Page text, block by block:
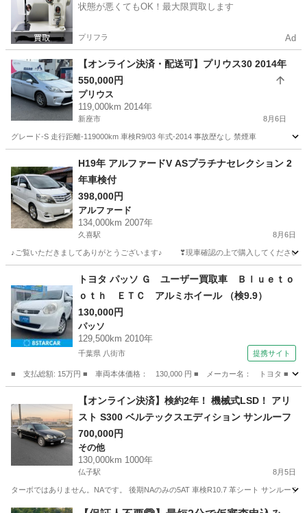
状態が悪くてもOK！最大限買取します
プリフラ Ad
【オンライン決済・配送可】プリウス30 2014年
550,000円
プリウス
119,000km 2014年
新座市 8月6日
グレード-S 走行距離-119000km 車検R9/03 年式-2014 事故歴なし 禁煙車
プリウス
H19年 アルファードV ASプラチナセレクション 2
年車検付
398,000円
アルファード
134,000km 2007年
久喜駅 8月6日
♪ご覧いただきましてありがとうございます♪ ❣現車確認の上で購入してください❣
久喜駅 アルファード エンジン
トヨタ パッソ Ｇ ユーザー買取車 Ｂｌｕｅｔｏ
ｏｔｈ ＥＴＣ アルミホイール （検9.9）
130,000円
パッソ
129,500km 2010年
千葉県 八街市 提携サイト
■ 支払総額: 15万円 ■ 車両本体価格： 130,000 円 ■ メーカー名： トヨタ ■
パッソ
【オンライン決済】検約2年！ 機械式LSD！ アリ
スト S300 ベルテックスエディション サンルーフ
700,000円
その他
130,000km 1000年
仏子駅 8月5日
ターボではありません。NAです。 後期NAのみの5AT 車検R10.7 革シート サンルー
埼玉 入間市 仏子駅 その他 アリスト